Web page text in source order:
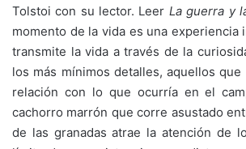
Tolstoi con su lector. Leer La guerra y
momento de la vida es una experiencia
transmite la vida a través de la
los más mínimos detalles, aquellos
relación con lo que ocurría en el
cachorro marrón que corre asustado
de las granadas atrae la atención de